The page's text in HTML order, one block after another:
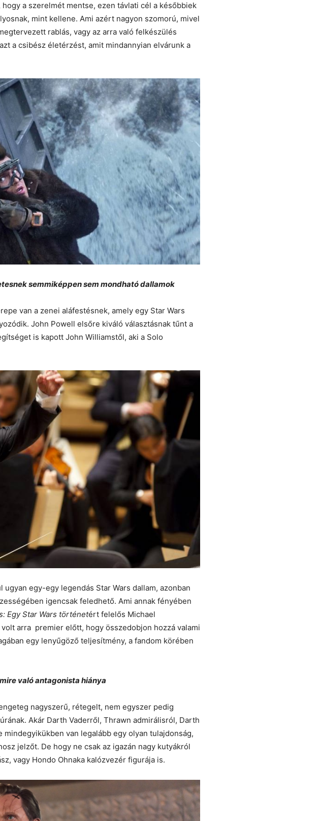
a szerelmét mentse, ezen távlati cél a későbbiek
mint kellene. Ami azért nagyon szomorú, mivel
rablás, vagy az arra való felkészülés
a csibész életérzést, amit mindannyian elvárunk a
semmiképpen sem mondható dallamok
van a zenei aláfestésnek, amely egy Star Wars
John Powell elsőre kiváló választásnak tűnt a
is kapott John Williamstől, aki a Solo
egy-egy legendás Star Wars dallam, azonban
igencsak feledhető. Ami annak fényében
Egy Star Wars történetért felelős Michael
arra premier előtt, hogy összedobjon hozzá valami
egy lenyűgöző teljesítmény, a fandom körében
való antagonista hiánya
nagyszerű, rétegelt, nem egyszer pedig
Akár Darth Vaderről, Thrawn admirálisról, Darth
van legalább egy olyan tulajdonság,
jelzőt. De hogy ne csak az igazán nagy kutyákról
vagy Hondo Ohnaka kalózvezér figurája is.